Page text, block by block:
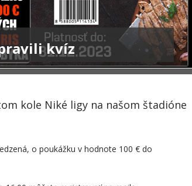
kvíz
kole Niké ligy na našom štadióne
o poukážku v hodnote 100 € do